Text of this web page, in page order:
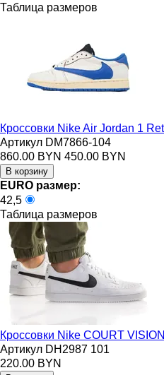
Таблица размеров
Кроссовки Nike Air Jordan 1
Артикул DM7866-104
860.00 BYN 450.00 BYN
EURO размер:
42,5
Таблица размеров
Кроссовки Nike COURT
Артикул DH2987 101
220.00 BYN